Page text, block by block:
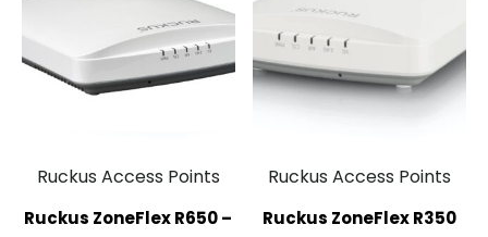
Ruckus Access Points
Ruckus ZoneFlex R650 –
Ruckus Access Points
Ruckus ZoneFlex R350